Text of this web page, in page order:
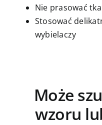
Nie prasować
Stosować
wybielaczy
Może
wzoru